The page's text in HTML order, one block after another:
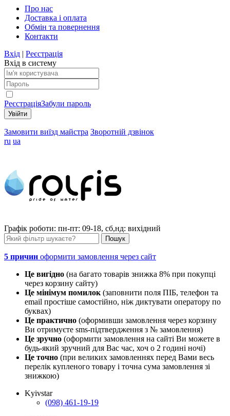
Про нас
Доставка і оплата
Обмін та повернення
Контакти
Вхід | Реєстрація
Вхід в систему
РеєстраціяЗабули пароль
Замовити виїзд майстра Зворотній дзвінок
ru ua
Графік роботи: пн-пт: 09-18, сб,нд: вихідний
5 причин оформити замовлення через сайт
Це вигідно (на багато товарів знижка 8% при покупці
через корзину сайту)
Це мінімум помилок (заповнити поля ПІБ, телефон та
email простіше самостійно, ніж диктувати оператору по
буквах)
Це практично (оформивши замовлення через корзину
Ви отримуєте sms-підтвердження з № замовлення)
Це зручно (оформити замовлення на сайті Ви можете в
будь-який зручний для Вас час, хоч о 2 годині ночі)
Це точно (при великих замовленнях перед Вами весь
перелік купленого товару і точна сума замовлення зі
знижкою)
Kyivstar
(098) 461-19-19